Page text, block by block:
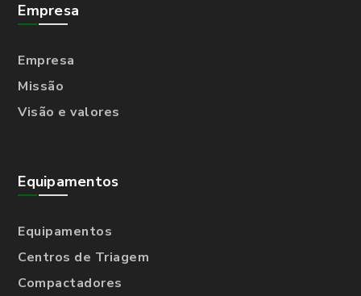
Empresa
Empresa
Missão
Visão e valores
Equipamentos
Equipamentos
Centros de Triagem
Compactadores